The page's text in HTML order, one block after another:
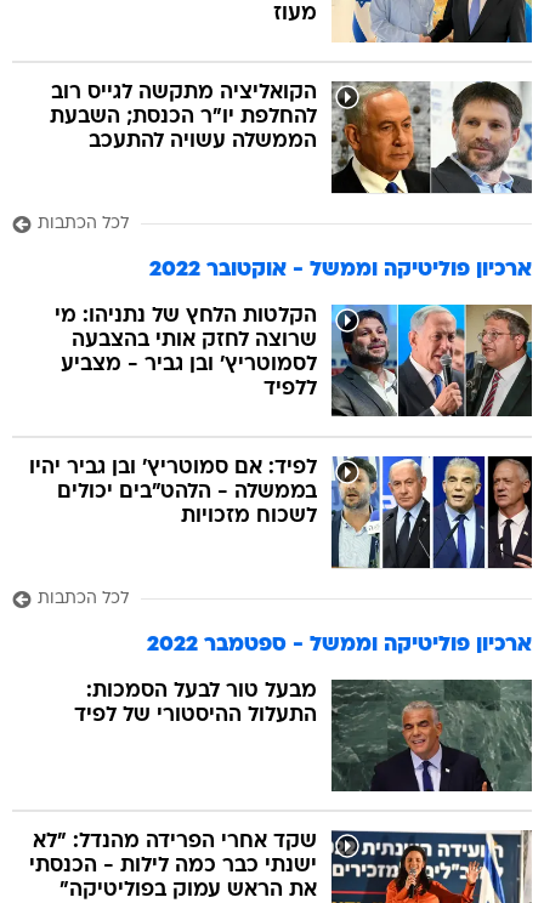
מעוז
הקואליציה מתקשה לגייס רוב
להחלפת יו"ר הכנסת; השבעת
הממשלה עשויה להתעכב
לכל הכתבות
ארכיון פוליטיקה וממשל - אוקטובר 2022
הקלטות הלחץ של נתניהו: מי
שרוצה לחזק אותי בהצבעה
לסמוטריץ' ובן גביר - מצביע
ללפיד
לפיד: אם סמוטריץ' ובן גביר יהיו
בממשלה - הלהט"בים יכולים
לשכוח מזכויות
לכל הכתבות
ארכיון פוליטיקה וממשל - ספטמבר 2022
מבעל טור לבעל הסמכות:
התעלול ההיסטורי של לפיד
שקד אחרי הפרידה מהנדל: "לא
ישנתי כבר כמה לילות - הכנסתי
את הראש עמוק בפוליטיקה"